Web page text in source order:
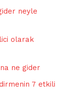
neyle
olarak
ne gider
7 etkili